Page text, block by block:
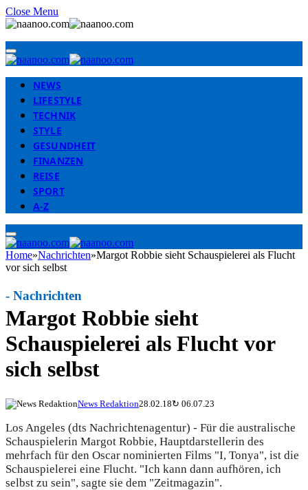
Close Menu
NEWS
LIFESTYLE
TECHNIK
STYLE
GESUNDHEIT
FINANZEN
REISE
SPORT
A-Z
Home»Nachrichten»Margot Robbie sieht Schauspielerei als Flucht
vor sich selbst
Margot Robbie sieht
Schauspielerei als Flucht vor
sich selbst
- Nachrichten
News Redaktion28.02.18↻ 06.07.23
Los Angeles (dts Nachrichtenagentur) - Für die australische
Schauspielerin Margot Robbie, Hauptdarstellerin des
mehrfach für den Oscar nominierten Films "I, Tonya", ist die
Schauspielerei eine Flucht. "Ich kann dann aufhören, ich
selbst zu sein", sagte sie dem "Zeitmagazin".